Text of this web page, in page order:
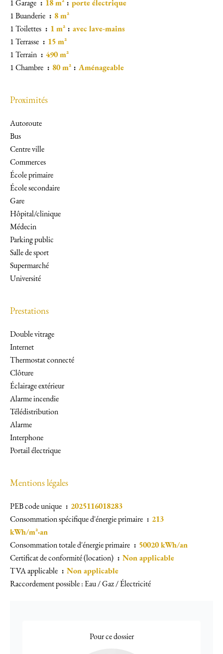
1 Garage 18 m²
porte électrique
1 Buanderie
8 m²
1 Toilettes
1 m²
avec lave-mains
1 Terrasse
15 m²
1 Terrain
490 m²
1 Chambre
80 m² Aménageable
Proximités
Autoroute
Bus
Centre ville
Commerces
École primaire
École secondaire
Gare
Hôpital/clinique
Médecin
Parking public
Salle de sport
Supermarché
Université
Prestations
Double vitrage
Internet
Thermostat connecté
Clôture
Éclairage extérieur
Alarme incendie
Télédistribution
Alarme
Interphone
Portail électrique
Mentions légales
PEB code unique
2025116018283
Consommation spécifique d'énergie primaire
213
kWh/m²·an
Consommation totale d'énergie primaire
50020 kWh/an
Certificat de conformité (location)
Non applicable
TVA applicable
Non applicable
Raccordement possible : Eau / Gaz / Électricité
Pour ce dossier